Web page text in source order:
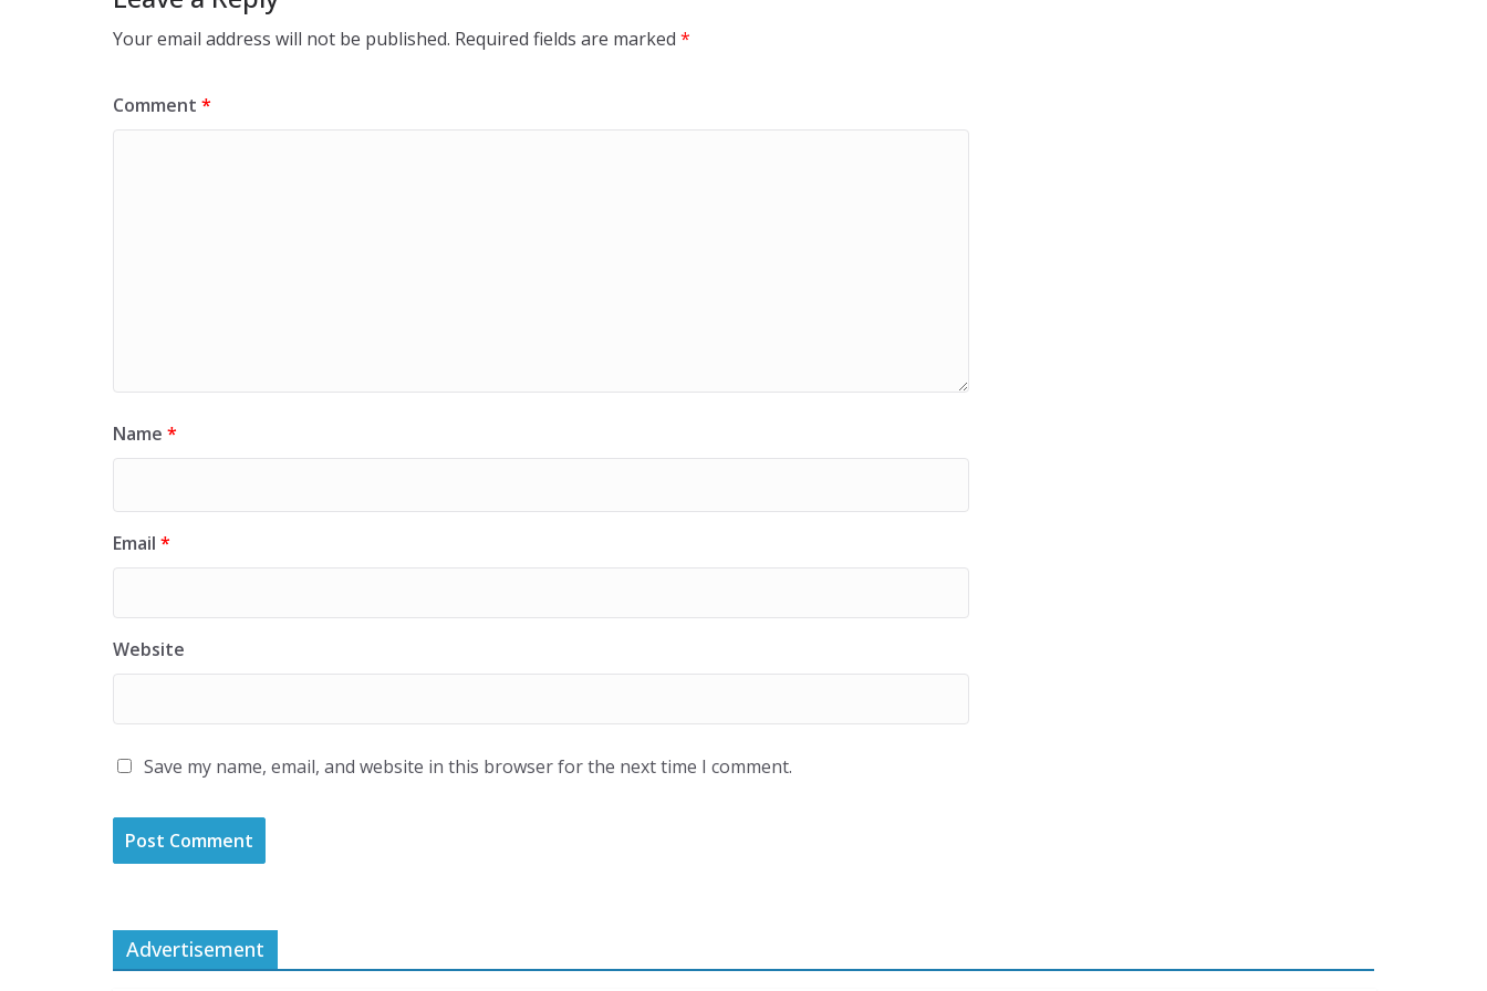
Your email address will not be published. Required fields are marked *
Comment *
Name *
Email *
Website
Save my name, email, and website in this browser for the next time I comment.
Advertisement